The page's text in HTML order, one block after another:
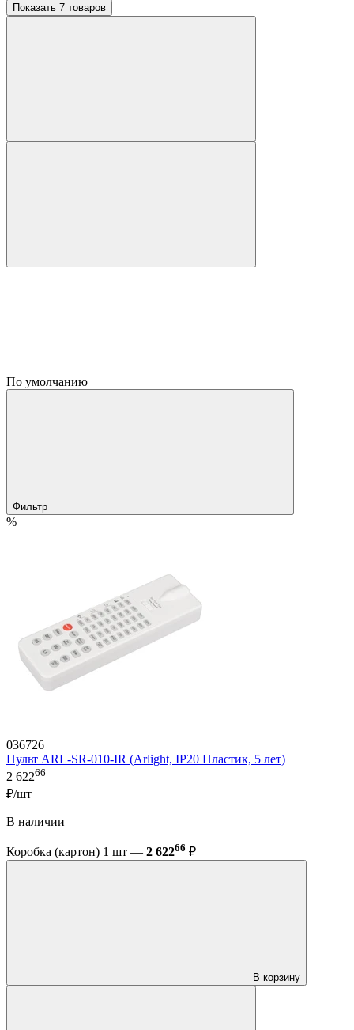
Показать 7 товаров
По умолчанию
Фильтр
%
036726
Пульт ARL-SR-010-IR (Arlight, IP20 Пластик, 5 лет)
2 62266
₽/шт
В наличии
Коробка (картон) 1 шт — 2 62266 ₽
В корзину